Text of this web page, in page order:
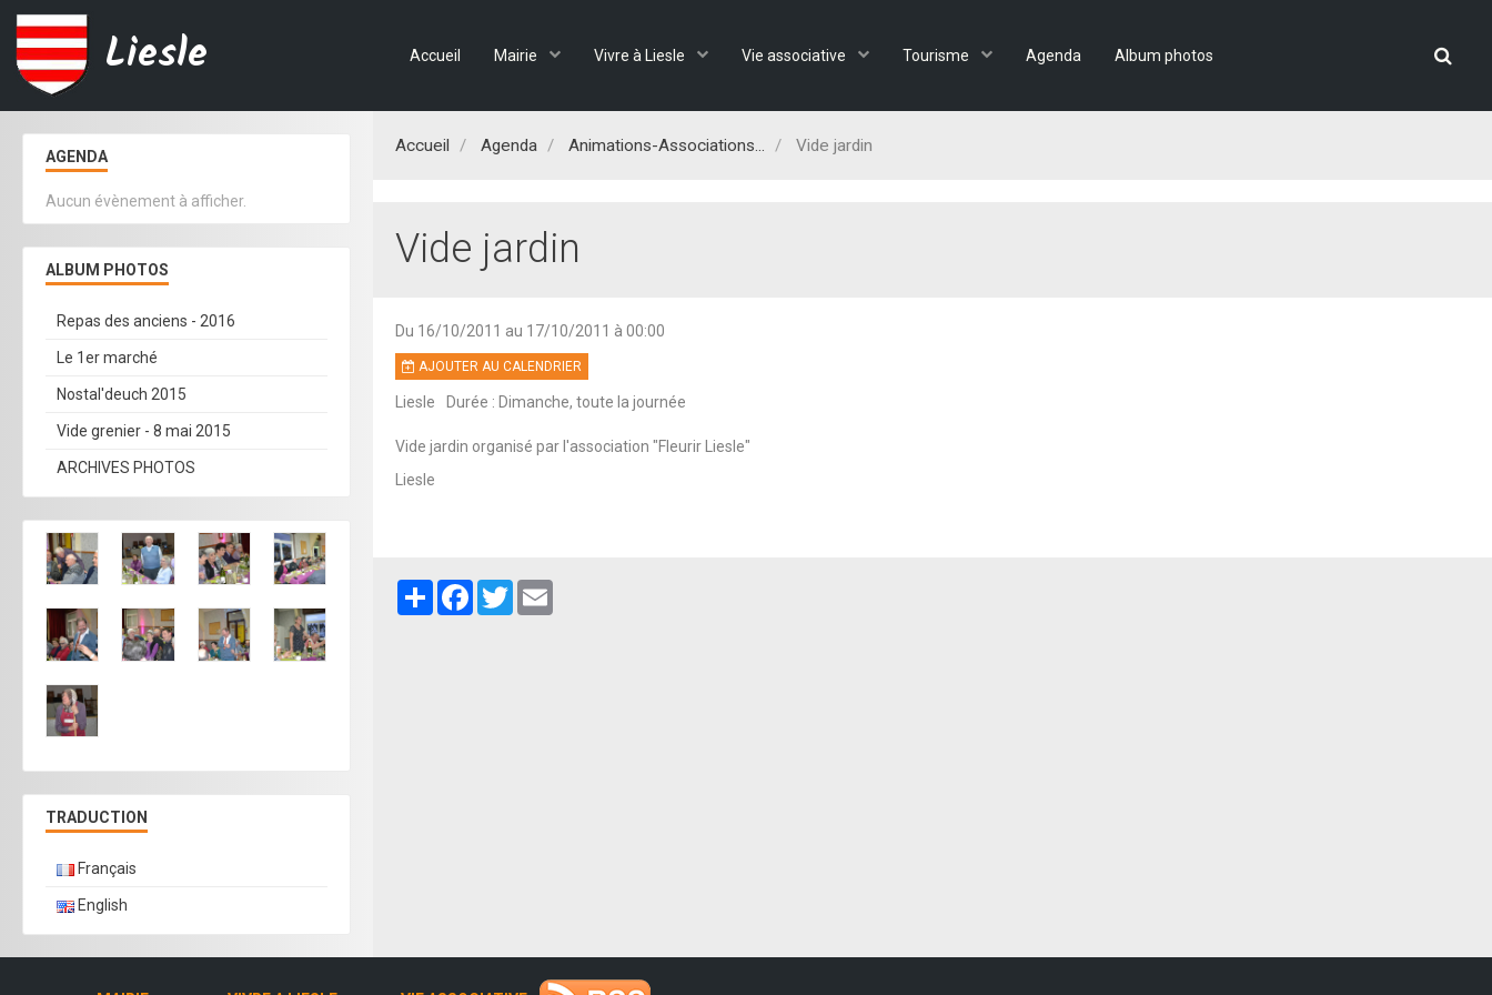
Liesle Accueil Mairie Vivre à Liesle Vie associative Tourisme Agenda Album photos
Accueil Agenda Animations-Associations... Vide jardin
Vide jardin
Du 16/10/2011 au 17/10/2011 à 00:00
AJOUTER AU CALENDRIER
Liesle Durée : Dimanche, toute la journée
Vide jardin organisé par l'association "Fleurir Liesle"
Liesle
PartagerFacebook
Twitter
AGENDA
Aucun évènement à afficher.
ALBUM PHOTOS
Repas des anciens - 2016
Le 1er marché
Nostal'deuch 2015
Vide grenier - 8 mai 2015
ARCHIVES PHOTOS
TRADUCTION
Français
English